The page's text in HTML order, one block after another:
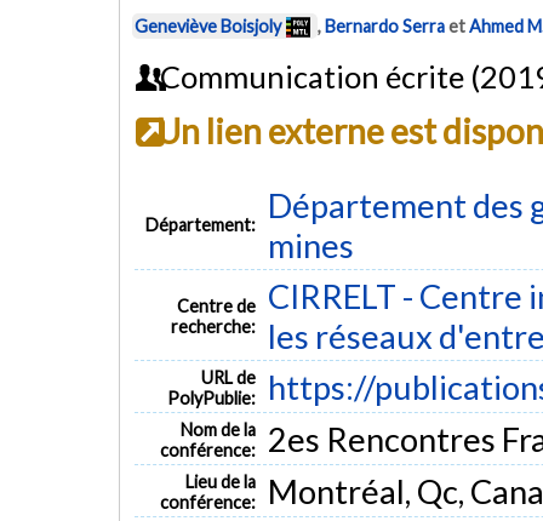
Geneviève Boisjoly ,Bernardo SerraetAhmed
Communication écrite
Un lien externe est
Département:
Département des
mines
Centre de
recherche:
CIRRELT -
les réseaux
URL de
PolyPublie:
https://
Nom de la
conférence:
2es Rencontres
Lieu de la
conférence:
Montréal, Qc,